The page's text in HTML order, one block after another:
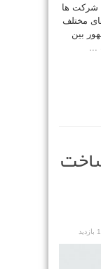
شرکت ها
مختلف
بین